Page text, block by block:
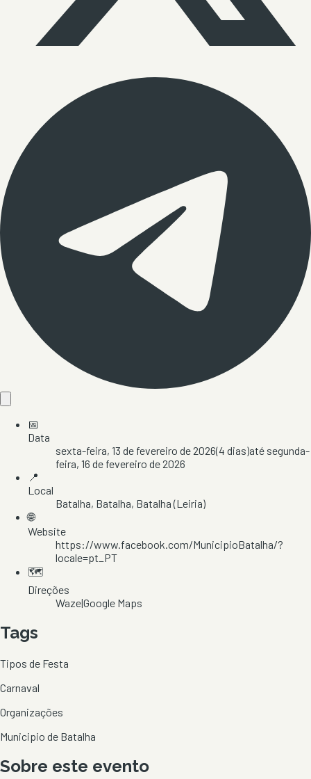
📅
Data
sexta-feira, 13 de fevereiro de 2026(4 dias)até segunda-
feira, 16 de fevereiro de 2026
📍
Local
Batalha, Batalha, Batalha(Leiria)
🌐
Website
https://www.facebook.com/MunicipioBatalha/?
locale=pt_PT
🗺️
Direções
Waze|Google Maps
Tags
Tipos de Festa
Carnaval
Organizações
Municipio de Batalha
Sobre este evento